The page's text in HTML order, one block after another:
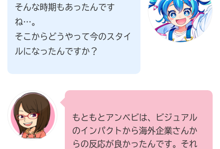
そんな時期もあったんです
ね…。
そこからどうやって今のスタイ
ルになったんですか？
もともとアンベビは、ビジュアル
のインパクトから海外企業さんか
らの反応が良かったんです。それ